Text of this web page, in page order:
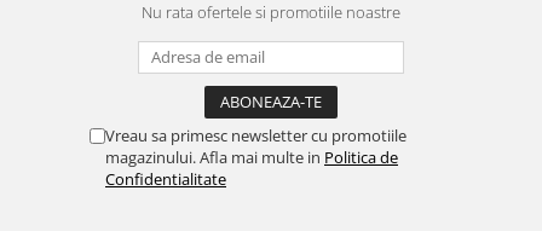
Nu rata ofertele si promotiile noastre
Vreau sa primesc newsletter cu promotiile
magazinului. Afla mai multe in Politica de
Confidentialitate